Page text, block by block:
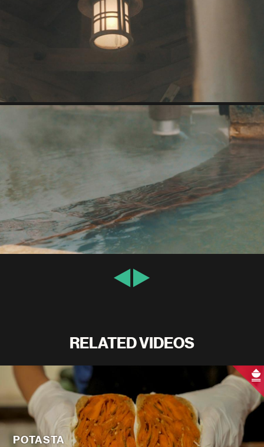
RELATED VIDEOS
POTASTA